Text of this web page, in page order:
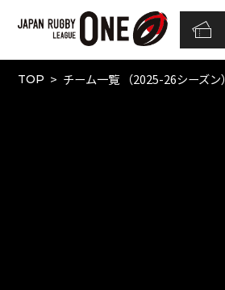
TOP チーム一覧 （2025-26シーズン）